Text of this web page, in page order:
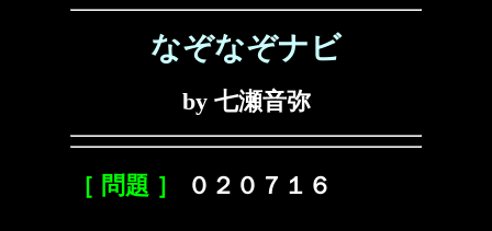
なぞなぞナビ
by 七瀬音弥
［ 問題 ］ ０２０７１６